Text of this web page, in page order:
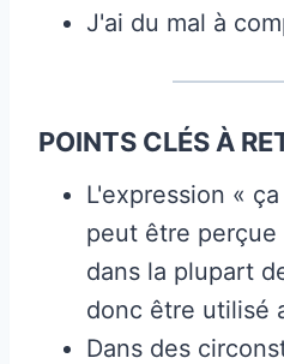
J'ai du mal à
POINTS CLÉS À
L'expression «
peut être perçue
dans la plupart
donc être utilisé
Dans des